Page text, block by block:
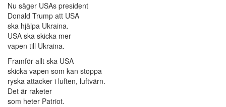
Nu säger USAs president
Donald Trump att USA
ska hjälpa Ukraina.
USA ska skicka mer
vapen till Ukraina.
Framför allt ska USA
skicka vapen som kan stoppa
ryska attacker i luften, luftvärn.
Det är raketer
som heter Patriot.